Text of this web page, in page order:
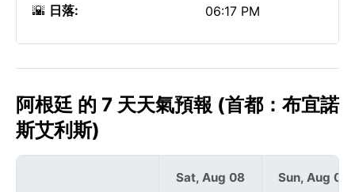
🌇 日落: 06:17 PM
阿根廷 的 7 天天氣預報 (首都：布宜諾
斯艾利斯)
Sat, Aug 08 Sun, Aug 09